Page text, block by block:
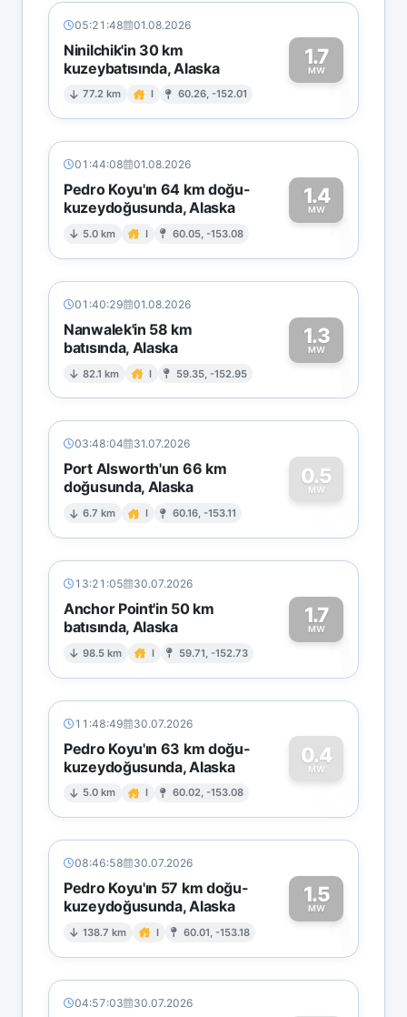
05:21:48 01.08.2026
Ninilchik'in 30 km
kuzeybatısında, Alaska
77.2 km I 60.26, -152.01
1.7
MW1
01:44:08 01.08.2026
Pedro Koyu'ın 64 km doğu-
kuzeydoğusunda, Alaska
5.0 km I 60.05, -153.08
1.4
MW1
01:40:29 01.08.2026
Nanwalek'in 58 km
batısında, Alaska
82.1 km I 59.35, -152.95
1.3
MW1
03:48:04 31.07.2026
Port Alsworth'un 66 km
doğusunda, Alaska
6.7 km I 60.16, -153.11
0.5
MW
0
13:21:05 30.07.2026
Anchor Point'in 50 km
batısında, Alaska
98.5 km I 59.71, -152.73
1.7
MW1
11:48:49 30.07.2026
Pedro Koyu'ın 63 km doğu-
kuzeydoğusunda, Alaska
5.0 km I 60.02, -153.08
0.4
MW
0
08:46:58 30.07.2026
Pedro Koyu'ın 57 km doğu-
kuzeydoğusunda, Alaska
138.7 km I 60.01, -153.18
1.5
MW1
04:57:03 30.07.2026